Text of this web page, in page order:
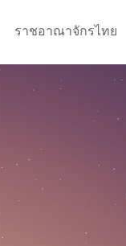
ราชอาณาจักรไทย